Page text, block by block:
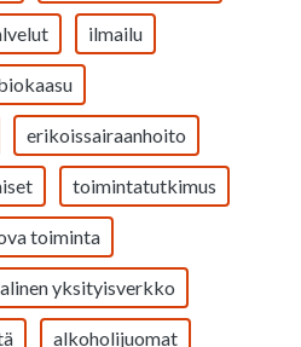
ilmailu
erikoissairaanhoito
toimintatutkimus
toiminta
yksityisverkko
alkoholijuomat